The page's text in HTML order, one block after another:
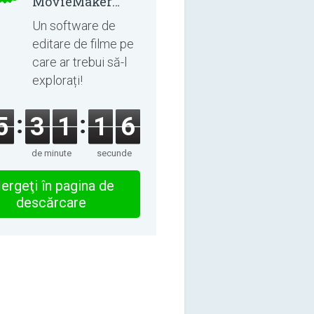
8.8.0
Un software de
editare de filme pe
care ar trebui să-l
explorați!
3 1
de minute
1 6
secunde
în pagina de
descărcare